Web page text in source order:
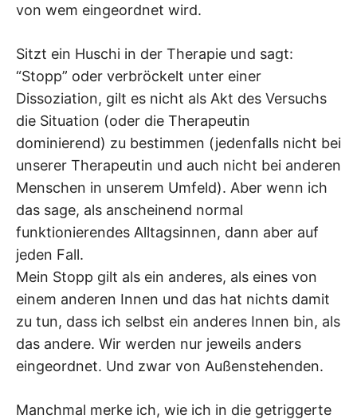
von wem eingeordnet wird.
Sitzt ein Huschi in der Therapie und sagt:
“Stopp” oder verbröckelt unter einer
Dissoziation, gilt es nicht als Akt des Versuchs
die Situation (oder die Therapeutin
dominierend) zu bestimmen (jedenfalls nicht bei
unserer Therapeutin und auch nicht bei anderen
Menschen in unserem Umfeld). Aber wenn ich
das sage, als anscheinend normal
funktionierendes Alltagsinnen, dann aber auf
jeden Fall.
Mein Stopp gilt als ein anderes, als eines von
einem anderen Innen und das hat nichts damit
zu tun, dass ich selbst ein anderes Innen bin, als
das andere. Wir werden nur jeweils anders
eingeordnet. Und zwar von Außenstehenden.
Manchmal merke ich, wie ich in die getriggerte